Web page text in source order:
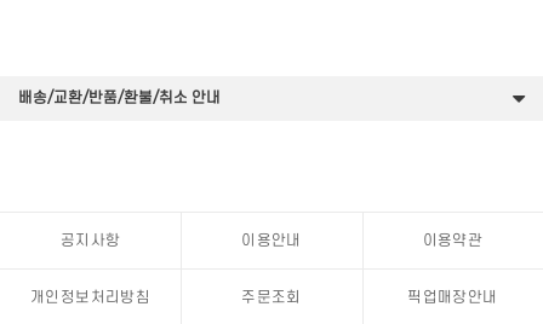
배송/교환/반품/환불/취소 안내
공지사항 이용안내 이용약관
개인정보처리방침 주문조회 픽업매장안내